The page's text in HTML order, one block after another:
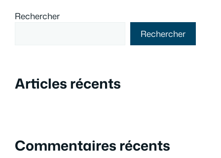
Rechercher
Rechercher
Articles récents
Commentaires récents